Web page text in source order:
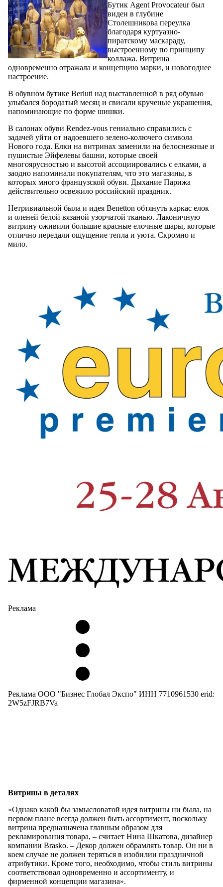
Бутик Agent Provocateur был
виден в глубине
Столешникова переулка
благодаря куртуазно-
пиратскому маскараду,
выстроенному по принципу
коллажа. Витрина
одновременно отражала и концепцию марки, и новогоднее
настроение.
В обувном бутике Berluti над выставленной в ряд обувью
улыбался бородатый месяц и свисали крученые украшения,
напоминающие по форме шишки.
В салонах обуви Rendez-vous гениально справились с
задачей уйти от надоевшего зелено-колючего символа
Нового года. Елки на витринах заменили на белоснежные и
пушистые Эйфелевы башни, которые своей
многоярусностью и высотой ассоциировались с елками, а
заодно напоминали покупателям, что это магазины, в
которых много французской обуви. Дыхание Парижа
действительно освежило российский праздник.
Нетривиальной была и идея Benetton обтянуть каркас елок
и оленей белой вязаной узорчатой тканью. Лаконичную
витрину оживили большие красные елочные шары, которые
отлично передали ощущение тепла и уюта. Скромно и
мило.
Реклама
Реклама ООО "Бизнес Глобал Экспо" ИНН 7710961530 erid:
2W5zFJRB7Va
Витрины в деталях
«Однако какой бы замысловатой идея витрины ни была, на
первом плане всегда должен быть ассортимент, поскольку
витрина предназначена главным образом для
рекламирования товара, – считает Нина Шкатова, дизайнер
компании Brasko. – Декор должен обрамлять товар. Он ни в
коем случае не должен теряться в изобилии праздничной
атрибутики. Кроме того, необходимо, чтобы стиль витрины
соответствовал одновременно и ассортименту, и
фирменной концепции магазина».